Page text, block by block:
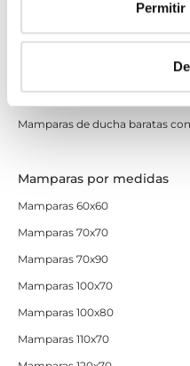
Permitir
Mamparas de perfilería blanca
Mamparas de perfilería oro rosa
Mamparas de perfilería dorada
Mamparas de ducha baratas
Mamparas por medidas
Mamparas 60x60
Mamparas 70x70
Mamparas 70x90
Mamparas 100x70
Mamparas 100x80
Mamparas 110x70